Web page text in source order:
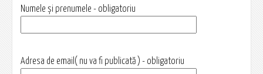
Numele și prenumele - obligatoriu
Adresa de email( nu va fi publicată ) - obligatoriu